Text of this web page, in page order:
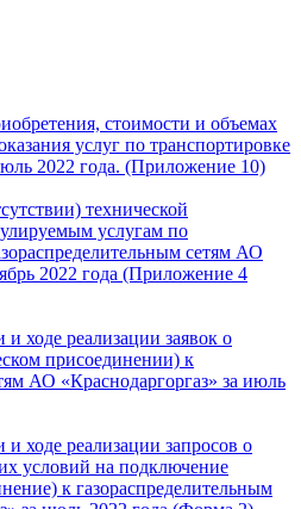
стоимости и объемах
услуг по транспортировке
2022 года. (Приложение 10)
технической
услугам по
сетям АО
2022 года (Приложение 4
ходе реализации заявок о
присоединении) к
АО «Краснодаргоргаз» за июль
ходе реализации запросов о
условий на подключение
к газораспределительным